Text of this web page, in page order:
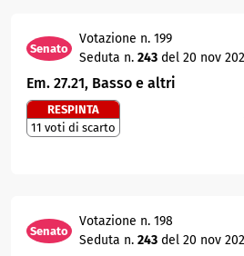
Senato
Votazione n. 199
Seduta n. 243 del 20 nov
Em. 27.21, Basso e altri
RESPINTA
11 voti di scarto
Senato
Votazione n. 198
Seduta n. 243 del 20 nov